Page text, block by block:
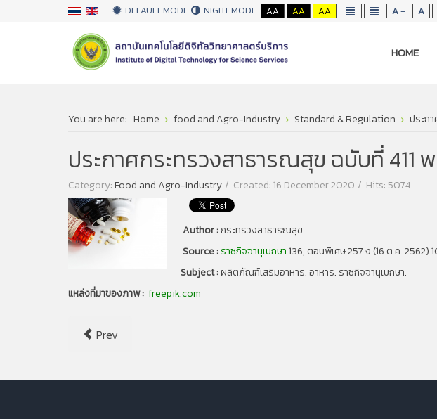
DEFAULT MODE NIGHT MODE AA AA AA A - A
HOME
You are here: Home food and Agro-Industry Standard & Regulation ประก
ประกาศกระทรวงสาธารณสุข ฉบับที่
Category:Food and Agro-Industry Created: 16 December 2020 Hits: 5074
Author :กระทรวงสาธารณสุข.
Source :ราชกิจจานุเบกษา136, ตอนพิเศษ 257 ง (16 ต.ค. 2562)
Subject :ผลิตภัณฑ์เสริมอาหาร. อาหาร. ราชกิจจานุเบกษา.
แหล่งที่มาของภาพ : freepik.com
Prev